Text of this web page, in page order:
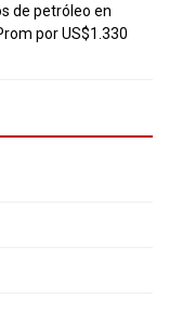
de petróleo en
por US$1.330